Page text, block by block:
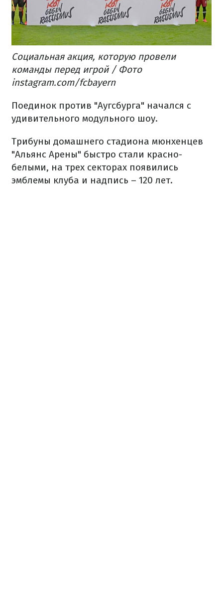
Социальная акция, которую провели
команды перед игрой / Фото
instagram.com/fcbayern
Поединок против "Аугсбурга" начался с
удивительного модульного шоу.
Трибуны домашнего стадиона мюнхенцев
"Альянс Арены" быстро стали красно-
белыми, на трех секторах появились
эмблемы клуба и надпись – 120 лет.